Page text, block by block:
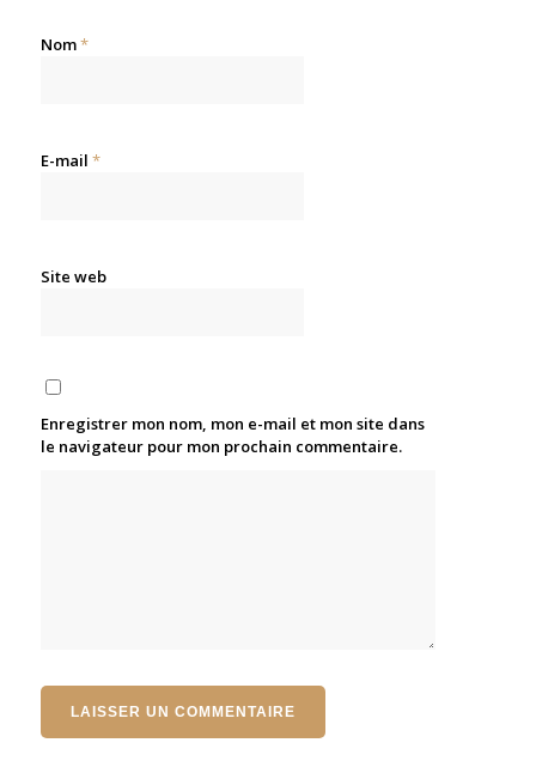
Nom*
E-mail *
Site web
Enregistrer mon nom, mon e-mail et mon site dans
le navigateur pour mon prochain commentaire.